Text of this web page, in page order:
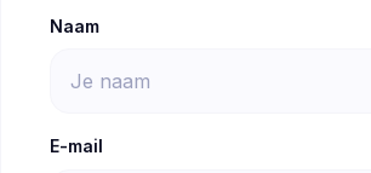
Naam
E-mail